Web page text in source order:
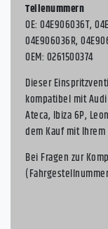
Teilenummern
OE: 04E906036T,
04E906036R,
OEM: 0261500374
Dieser
kompatibel mit Audi
Ateca, Ibiza 6P,
dem Kauf mit
Bei Fragen zur